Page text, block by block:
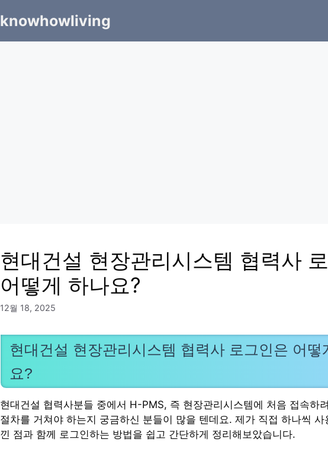
knowhowliving
현대건설 현장관리시스템 협력사
어떻게 하나요?
12월 18, 2025
현대건설 현장관리시스템 협력사 로그인은 어떻
요?
현대건설 협력사분들 중에서 H-PMS, 즉 현장관리시스템에 처음 접속하
절차를 거쳐야 하는지 궁금하신 분들이 많을 텐데요. 제가 직접 하나씩 사
낀 점과 함께 로그인하는 방법을 쉽고 간단하게 정리해보았습니다.